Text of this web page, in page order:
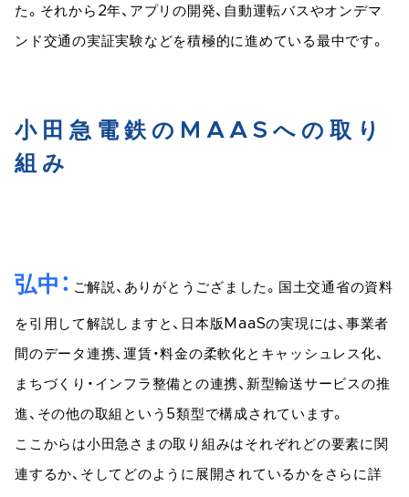
た。それから2年、アプリの開発、自動運転バスやオンデマ
ンド交通の実証実験などを積極的に進めている最中です。
小田急電鉄のMAASへの取り
組み
弘中 ご解説、ありがとうござました。国土交通省の資料
を引用して解説しますと、日本版MaaSの実現には、事業者
間のデータ連携、運賃・料金の柔軟化とキャッシュレス化、
まちづくり・インフラ整備との連携、新型輸送サービスの推
進、その他の取組という5類型で構成されています。
ここからは小田急さまの取り組みはそれぞれどの要素に関
連するか、そしてどのように展開されているかをさらに詳